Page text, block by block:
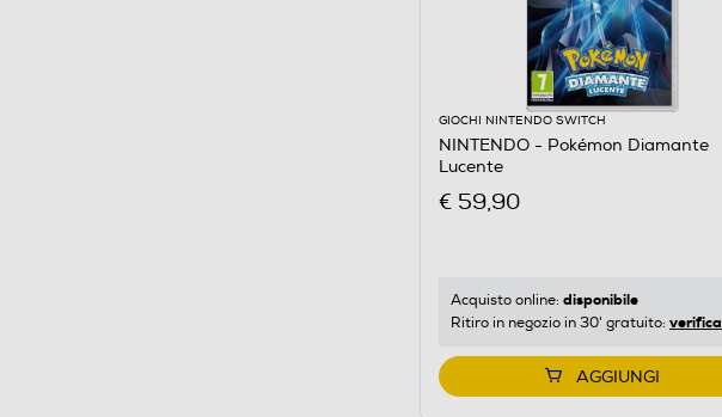
GIOCHI NINTENDO SWITCH
NINTENDO - Pokémon Diamante
Lucente
€ 59,90
Acquisto online: disponibile
Ritiro in negozio in 30' gratuito: verifica
AGGIUNGI